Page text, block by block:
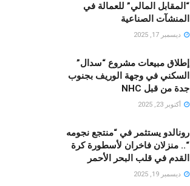
“المقابل المالي” للعمالة في
المنشآت الصناعية
ديسمبر 17, 2025
إطلاق مبيعات مشروع “سدال”
السكني في وجهة الوريف بجنوب
جدة من قبل NHC
أكتوبر 23, 2025
رونالدو يستثمر في “منتجع نجومه
“.. منزلان فاخران لأسطورة كرة
القدم في قلب البحر الأحمر
ديسمبر 19, 2025